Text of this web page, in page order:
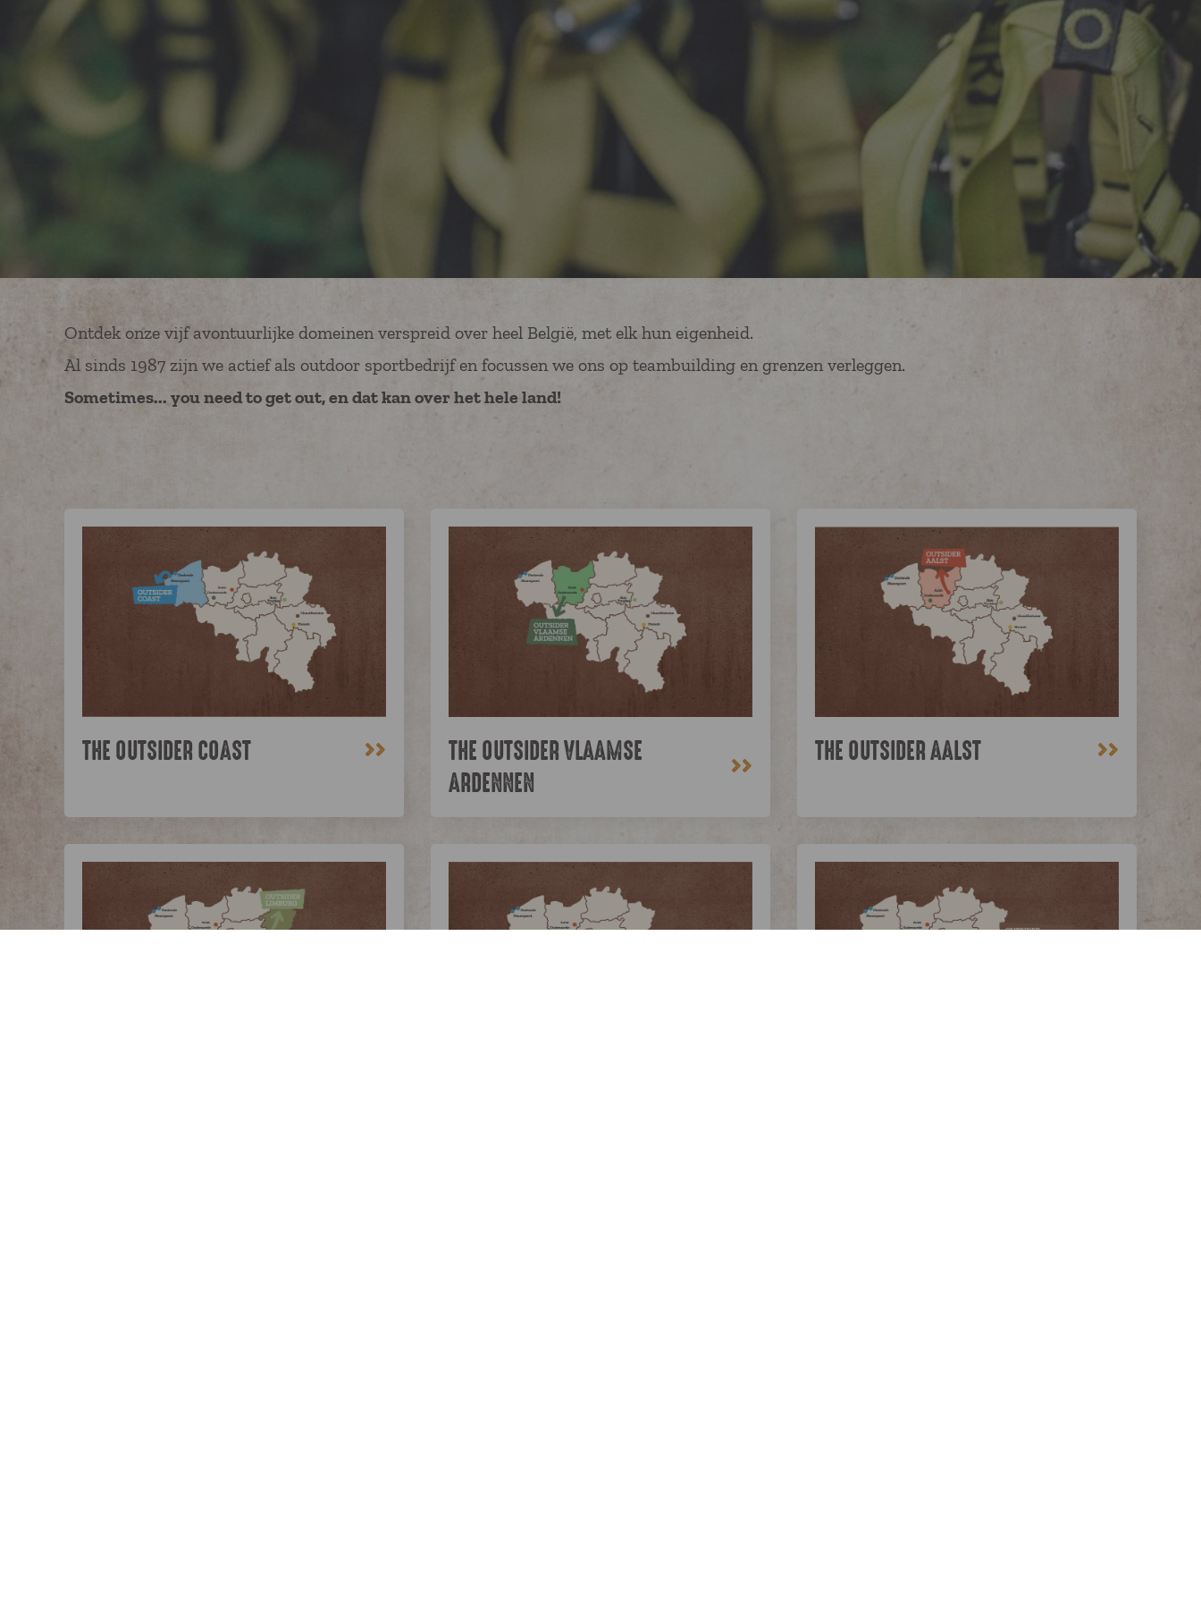
Ontdek onze vijf avontuurlijke domeinen verspreid over heel België, met elk hun eigenheid.
Al sinds 1987 zijn we actief als outdoor sportbedrijf en focussen we ons op teambuilding en grenzen verleggen.
Sometimes... you need to get out, en dat kan over het hele land!
THE OUTSIDER COAST >>
THE OUTSIDER VLAAMSE
ARDENNEN
>> THE OUTSIDER AALST >>
owner of the website visited.